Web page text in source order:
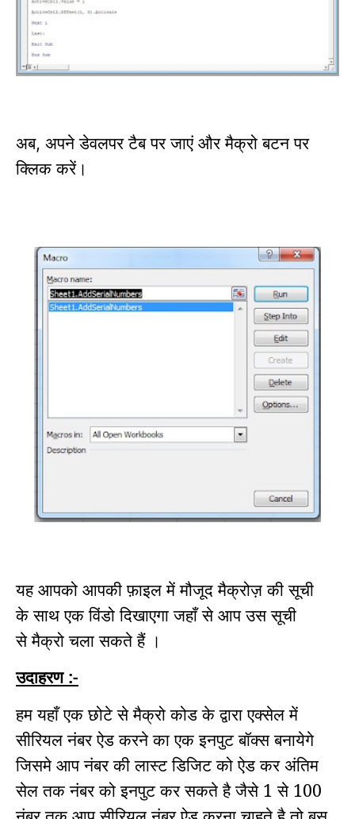
अब, अपने डेवलपर टैब पर जाएं और मैक्रो बटन पर
क्लिक करें।
यह आपको आपकी फ़ाइल में मौजूद मैक्रोज़ की सूची
के साथ एक विंडो दिखाएगा जहाँ से आप उस सूची
से मैक्रो चला सकते हैं ।
उदाहरण :-
हम यहाँ एक छोटे से मैक्रो कोड के द्वारा एक्सेल में
सीरियल नंबर ऐड करने का एक इनपुट बॉक्स बनायेगे
जिसमे आप नंबर की लास्ट डिजिट को ऐड कर अंतिम
सेल तक नंबर को इनपुट कर सकते है जैसे 1 से 100